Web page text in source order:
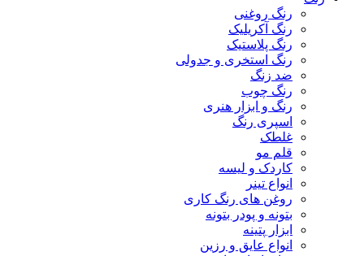
رنگ روغنی
رنگ آکریلیک
رنگ پلاستیک
رنگ استخری و جدولی
ضد زنگ
رنگ چوب
رنگ و ابزار هنری
اسپری رنگ
غلطک
قلم مو
کاردک و لیسه
انواع تینر
روغن های رنگ کاری
بتونه و پودر بتونه
ابزار پتینه
انواع عایق و رزین